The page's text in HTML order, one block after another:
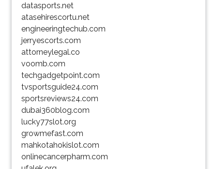
datasports.net
atasehirescortu.net
engineeringtechub.com
jerryescorts.com
attorneylegal.co
voomb.com
techgadgetpoint.com
tvsportsguide24.com
sportsreviews24.com
dubai360blog.com
lucky77slot.org
growmefast.com
mahkotahokislot.com
onlinecancerpharm.com